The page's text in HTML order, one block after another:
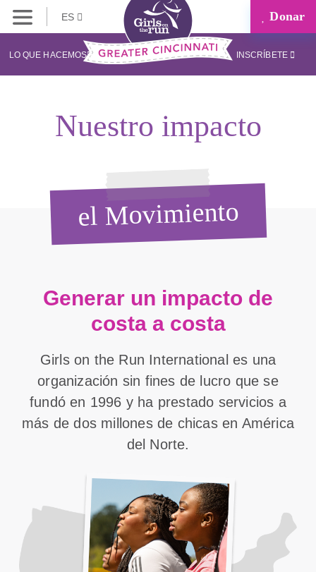
ES Donar
LO QUE HACEMOS INSCRÍBETE
Nuestro impacto
el Movimiento
Generar un impacto de
costa a costa
Girls on the Run International es una
organización sin fines de lucro que se
fundó en 1996 y ha prestado servicios a
más de dos millones de chicas en América
del Norte.